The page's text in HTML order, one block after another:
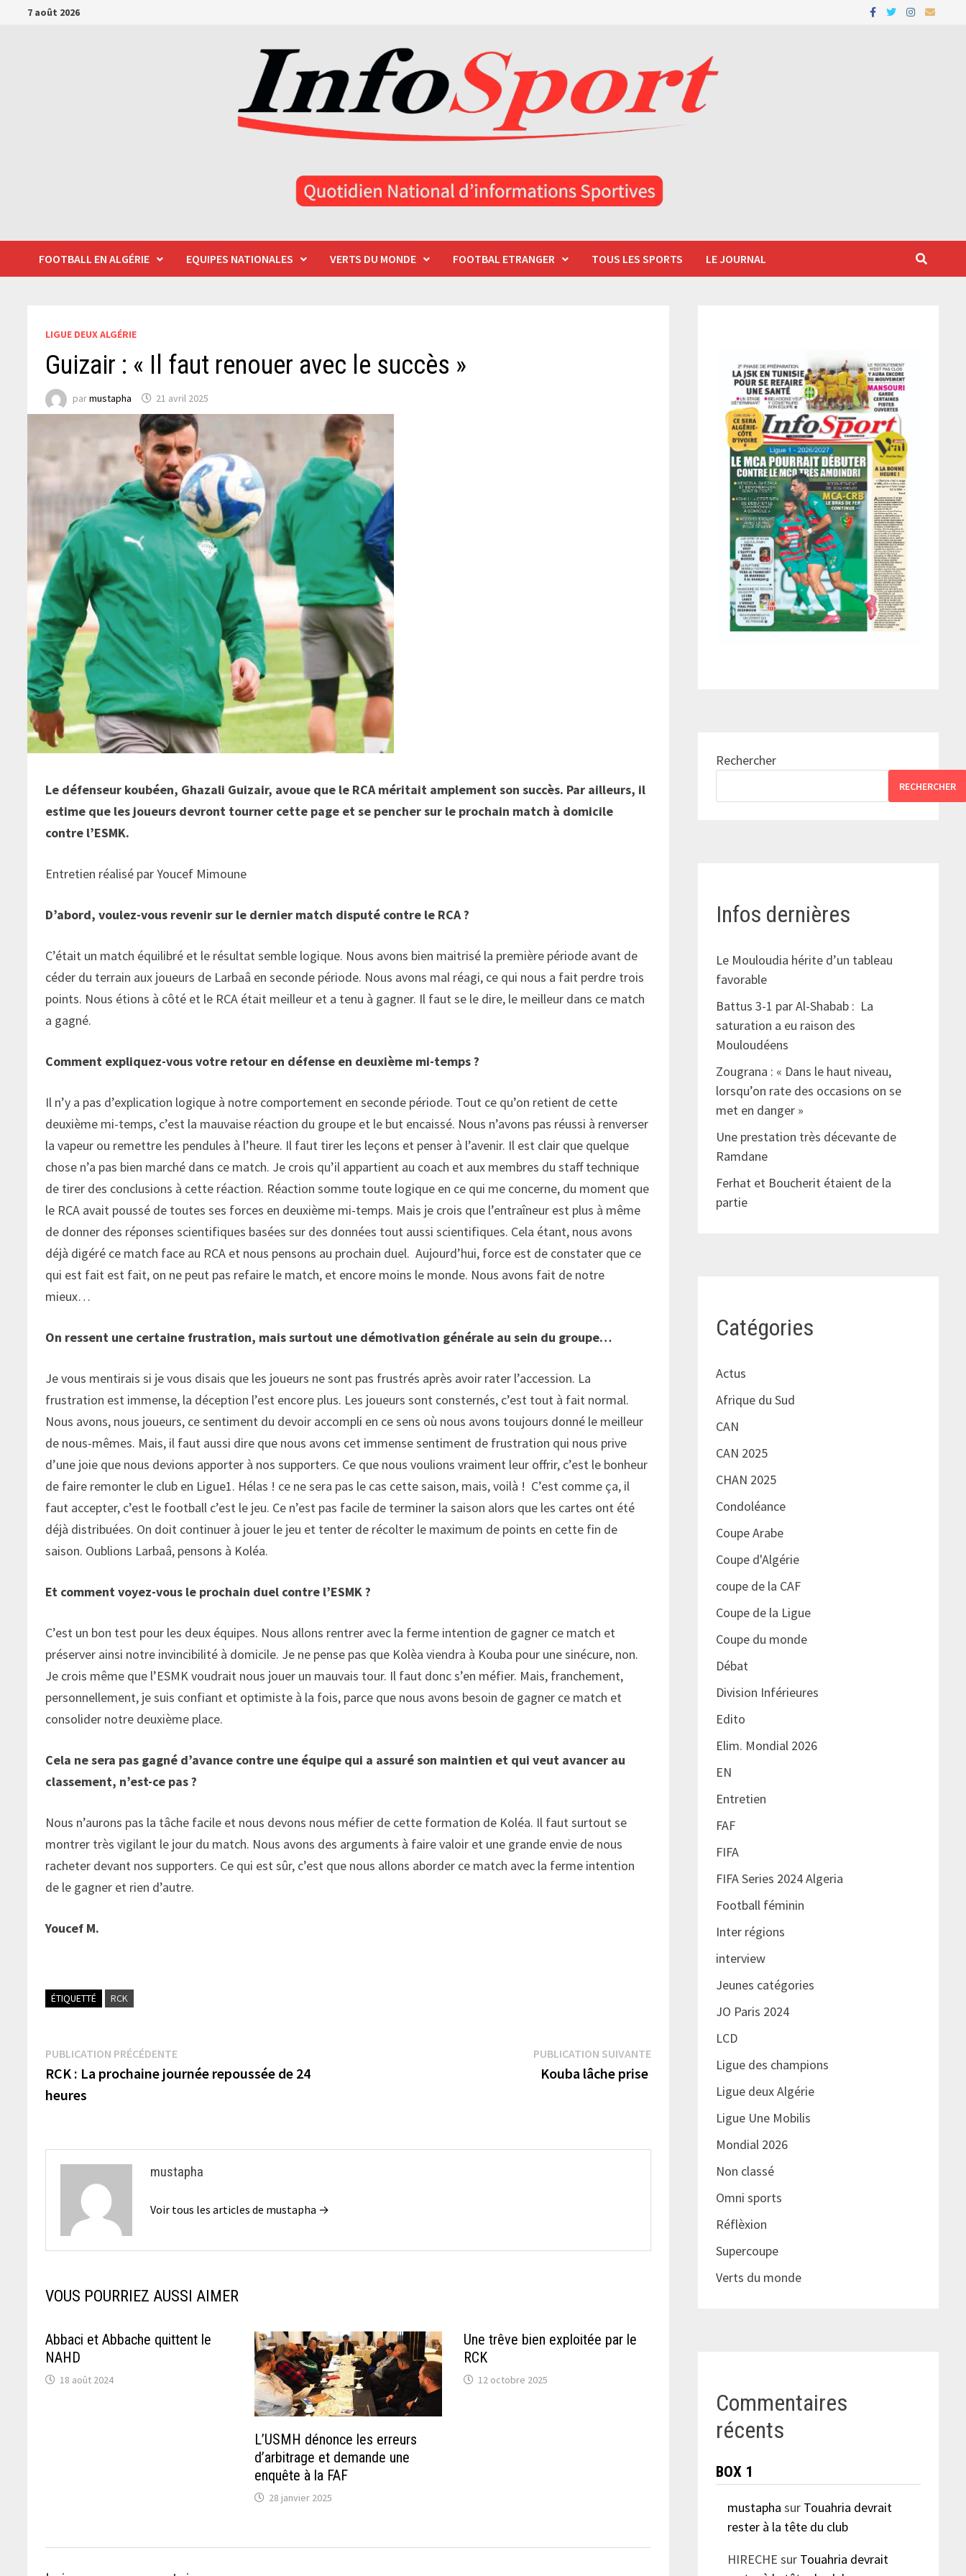
Passer7 août 2026
FOOTBALL EN ALGÉRIE EQUIPES NATIONALES VERTS DU MONDE FOOTBAL ETRANGER TOUS LES SPORTS LE JOURNAL
LIGUE DEUX ALGÉRIE
Guizair : « Il faut renouer avec le succès »
parmustapha 21 avril 2025
Le défenseur koubéen, Ghazali Guizair, avoue que le RCA méritait amplement son succès. Par ailleurs, il
estime que les joueurs devront tourner cette page et se pencher sur le prochain match à domicile
contre l’ESMK.
Entretien réalisé par Youcef Mimoune
D’abord, voulez-vous revenir sur le dernier match disputé contre le RCA ?
C’était un match équilibré et le résultat semble logique. Nous avons bien maitrisé la première période avant de
céder du terrain aux joueurs de Larbaâ en seconde période. Nous avons mal réagi, ce qui nous a fait perdre trois
points. Nous étions à côté et le RCA était meilleur et a tenu à gagner. Il faut se le dire, le meilleur dans ce match
a gagné.
Comment expliquez-vous votre retour en défense en deuxième mi-temps ?
Il n’y a pas d’explication logique à notre comportement en seconde période. Tout ce qu’on retient de cette
deuxième mi-temps, c’est la mauvaise réaction du groupe et le but encaissé. Nous n’avons pas réussi à renverser
la vapeur ou remettre les pendules à l’heure. Il faut tirer les leçons et penser à l’avenir. Il est clair que quelque
chose n’a pas bien marché dans ce match. Je crois qu’il appartient au coach et aux membres du staff technique
de tirer des conclusions à cette réaction. Réaction somme toute logique en ce qui me concerne, du moment que
le RCA avait poussé de toutes ses forces en deuxième mi-temps. Mais je crois que l’entraîneur est plus à même
de donner des réponses scientifiques basées sur des données tout aussi scientifiques. Cela étant, nous avons
déjà digéré ce match face au RCA et nous pensons au prochain duel. Aujourd’hui, force est de constater que ce
qui est fait est fait, on ne peut pas refaire le match, et encore moins le monde. Nous avons fait de notre
mieux…
On ressent une certaine frustration, mais surtout une démotivation générale au sein du groupe…
Je vous mentirais si je vous disais que les joueurs ne sont pas frustrés après avoir rater l’accession. La
frustration est immense, la déception l’est encore plus. Les joueurs sont consternés, c’est tout à fait normal.
Nous avons, nous joueurs, ce sentiment du devoir accompli en ce sens où nous avons toujours donné le meilleur
de nous-mêmes. Mais, il faut aussi dire que nous avons cet immense sentiment de frustration qui nous prive
d’une joie que nous devions apporter à nos supporters. Ce que nous voulions vraiment leur offrir, c’est le bonheur
de faire remonter le club en Ligue1. Hélas ! ce ne sera pas le cas cette saison, mais, voilà ! C’est comme ça, il
faut accepter, c’est le football c’est le jeu. Ce n’est pas facile de terminer la saison alors que les cartes ont été
déjà distribuées. On doit continuer à jouer le jeu et tenter de récolter le maximum de points en cette fin de
saison. Oublions Larbaâ, pensons à Koléa.
Et comment voyez-vous le prochain duel contre l’ESMK ?
C’est un bon test pour les deux équipes. Nous allons rentrer avec la ferme intention de gagner ce match et
préserver ainsi notre invincibilité à domicile. Je ne pense pas que Kolèa viendra à Kouba pour une sinécure, non.
Je crois même que l’ESMK voudrait nous jouer un mauvais tour. Il faut donc s’en méfier. Mais, franchement,
personnellement, je suis confiant et optimiste à la fois, parce que nous avons besoin de gagner ce match et
consolider notre deuxième place.
Cela ne sera pas gagné d’avance contre une équipe qui a assuré son maintien et qui veut avancer au
classement, n’est-ce pas ?
Nous n’aurons pas la tâche facile et nous devons nous méfier de cette formation de Koléa. Il faut surtout se
montrer très vigilant le jour du match. Nous avons des arguments à faire valoir et une grande envie de nous
racheter devant nos supporters. Ce qui est sûr, c’est que nous allons aborder ce match avec la ferme intention
de le gagner et rien d’autre.
Youcef M.
ÉTIQUETTÉ RCK
Navigation
de
PUBLICATION PRÉCÉDENTEPublication
précédente :
RCK : La prochaine journée repoussée de 24
heures
PUBLICATION SUIVANTEPublication
Kouba lâche prise
mustapha
Voir tous les articles de mustapha →
VOUS POURRIEZ AUSSI AIMER
Abbaci et Abbache quittent le
NAHD
18 août 2024
L’USMH dénonce les erreurs
d’arbitrage et demande une
enquête à la FAF
28 janvier 2025
Une trêve bien exploitée par le
RCK
12 octobre 2025
Rechercher
RECHERCHER
Infos dernières
Le Mouloudia hérite d’un tableau
favorable
Battus 3-1 par Al-Shabab : La
saturation a eu raison des
Mouloudéens
Zougrana : « Dans le haut niveau,
lorsqu’on rate des occasions on se
met en danger »
Une prestation très décevante de
Ramdane
Ferhat et Boucherit étaient de la
partie
Catégories
Actus
Afrique du Sud
CAN
CAN 2025
CHAN 2025
Condoléance
Coupe Arabe
Coupe d'Algérie
coupe de la CAF
Coupe de la Ligue
Coupe du monde
Débat
Division Inférieures
Edito
Elim. Mondial 2026
EN
Entretien
FAF
FIFA
FIFA Series 2024 Algeria
Football féminin
Inter régions
interview
Jeunes catégories
JO Paris 2024
LCD
Ligue des champions
Ligue deux Algérie
Ligue Une Mobilis
Mondial 2026
Non classé
Omni sports
Réflèxion
Supercoupe
Verts du monde
Commentaires
récents
BOX 1
mustapha sur Touahria devrait
rester à la tête du club
HIRECHE sur Touahria devrait